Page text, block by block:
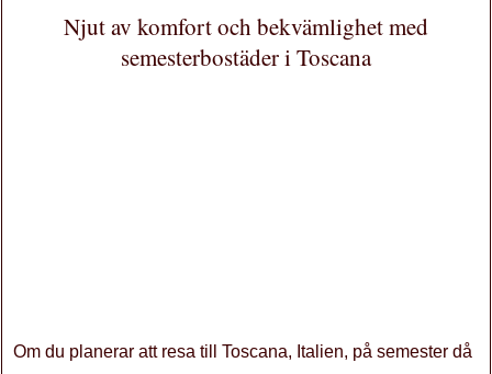
Finansiering
bil underhåll
Njut av komfort och bekvämlighet med
semesterbostäder i Toscana
Om du planerar att resa till Toscana, Italien, på semester då